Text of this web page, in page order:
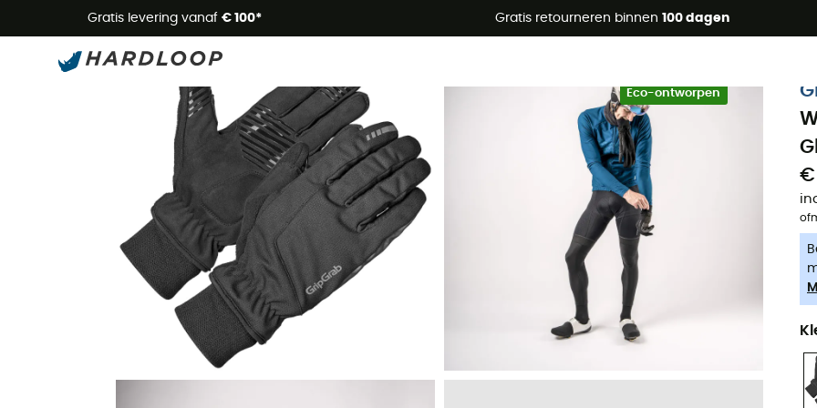
Gratis levering vanaf € 100* Gratis retourneren binnen 100 dagen
Zomeraanbiedingen 🔥 -5% EXTRA vanaf 2 producten* met code
Eco-ontworpen
€
of